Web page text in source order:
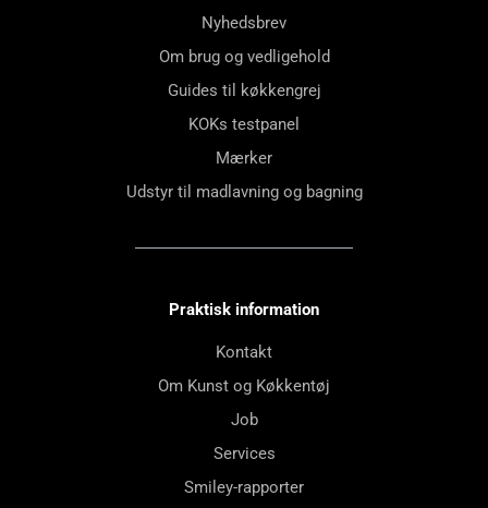
Nyhedsbrev
Om brug og vedligehold
Guides til køkkengrej
KOKs testpanel
Mærker
Udstyr til madlavning og bagning
Praktisk information
Kontakt
Om Kunst og Køkkentøj
Job
Services
Smiley-rapporter